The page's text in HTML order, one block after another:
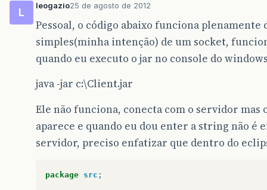
L
leogazio25 de agosto de 2012
Pessoal, o código abaixo funciona
simples(minha intenção) de um socket,
quando eu executo o jar no console do
java -jar c:\Client.jar
Ele não funciona, conecta com o servidor mas
aparece e quando eu dou enter a string não é
servidor, preciso enfatizar que dentro do
package src ;